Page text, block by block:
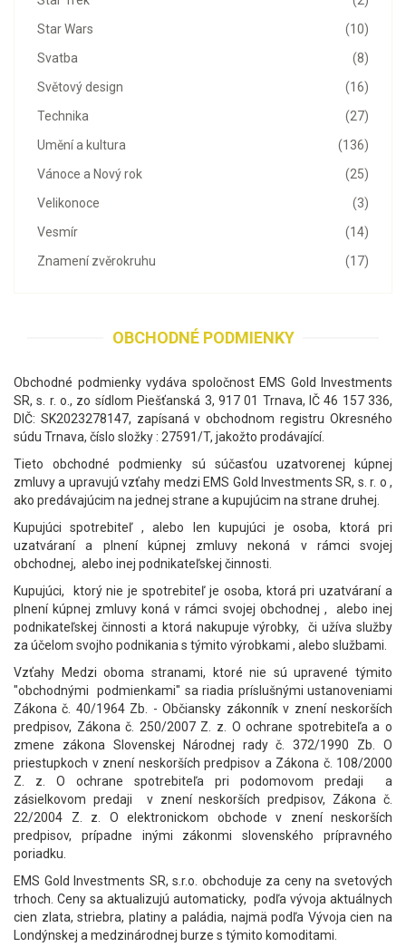
(10)
Star Wars
(8)
Svatba
(16)
Světový design
(27)
Technika
(136)
Umění a kultura
(25)
Vánoce a Nový rok
(3)
Velikonoce
(14)
Vesmír
(17)
Znamení zvěrokruhu
OBCHODNÉ PODMIENKY
Obchodné podmienky vydáva spoločnost EMS Gold Investments
SR, s. r. o., zo sídlom Piešťanská 3, 917 01 Trnava, IČ 46 157 336,
DIČ: SK2023278147, zapísaná v obchodnom registru Okresného
súdu Trnava, číslo složky : 27591/T, jakožto prodávající.
Tieto obchodné podmienky sú súčasťou uzatvorenej kúpnej
zmluvy a upravujú vzťahy medzi EMS Gold Investments SR, s. r. o ,
ako predávajúcim na jednej strane a kupujúcim na strane druhej.
Kupujúci spotrebiteľ , alebo len kupujúci je osoba, ktorá pri
uzatváraní a plnení kúpnej zmluvy nekoná v rámci svojej
obchodnej, alebo inej podnikateľskej činnosti.
Kupujúci, ktorý nie je spotrebiteľ je osoba, ktorá pri uzatváraní a
plnení kúpnej zmluvy koná v rámci svojej obchodnej , alebo inej
podnikateľskej činnosti a ktorá nakupuje výrobky, či užíva služby
za účelom svojho podnikania s týmito výrobkami , alebo službami.
Vzťahy Medzi oboma stranami, ktoré nie sú upravené týmito
"obchodnými podmienkami" sa riadia príslušnými ustanoveniami
Zákona č. 40/1964 Zb. - Občiansky zákonník v znení neskorších
predpisov, Zákona č. 250/2007 Z. z. O ochrane spotrebiteľa a o
zmene zákona Slovenskej Národnej rady č. 372/1990 Zb. O
priestupkoch v znení neskorších predpisov a Zákona č. 108/2000
Z. z. O ochrane spotrebiteľa pri podomovom predaji a
zásielkovom predaji v znení neskorších predpisov, Zákona č.
22/2004 Z. z. O elektronickom obchode v znení neskorších
predpisov, prípadne inými zákonmi slovenského prípravného
poriadku.
EMS Gold Investments SR, s.r.o. obchoduje za ceny na svetových
trhoch. Ceny sa aktualizujú automaticky, podľa vývoja aktuálnych
cien zlata, striebra, platiny a paládia, najmä podľa Vývoja cien na
Londýnskej a medzinárodnej burze s týmito komoditami.